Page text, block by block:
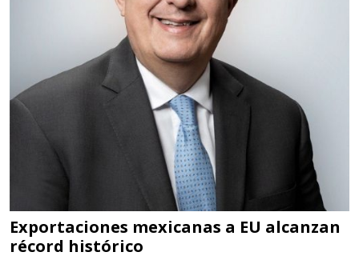
Aplicar al Requerimiento
Empresa en Querétaro
HERRAMIENTAS DE TORQUE
TORQUE CONTROLADO,
MECANICOS, ELECTRONICOS,
DIGITALES, MULTIPLICADORES,
PARA PUNTAS,
Exportaciones mexicanas a EU alcanzan
récord histórico